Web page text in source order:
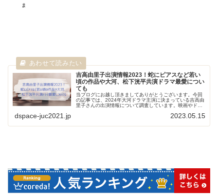
ま
吉高由里子出演情報2023！蛇にピアスなど若い
頃の作品や大河、松下洸平共演ドラマ最愛につい
ても
当ブログにお越し頂きましてありがとうございます。今回
の記事では、2024年大河ドラマ主演に決まっている吉高由
里子さんの出演情報について調査しています。映画やドラ
dspace-juc2021.jp 2023.05.15